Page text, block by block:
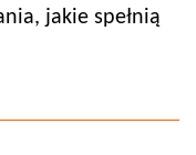
jakie spełnią